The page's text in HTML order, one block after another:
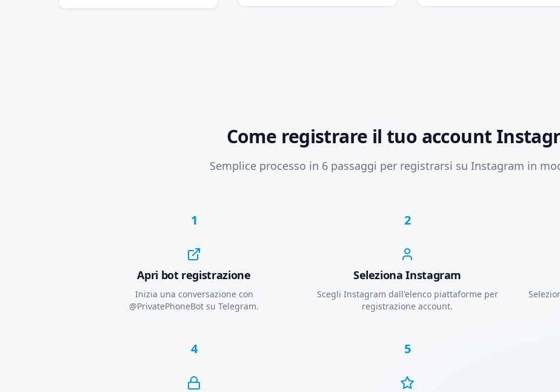
Come registrare il tuo account
Semplice processo in 6 passaggi per registrarsi su Instagram in
1
Apri bot registrazione
Inizia una conversazione con
@PrivatePhoneBot su Telegram.
2
Seleziona Instagram
Scegli Instagram dall'elenco piattaforme per
registrazione account.
4 5